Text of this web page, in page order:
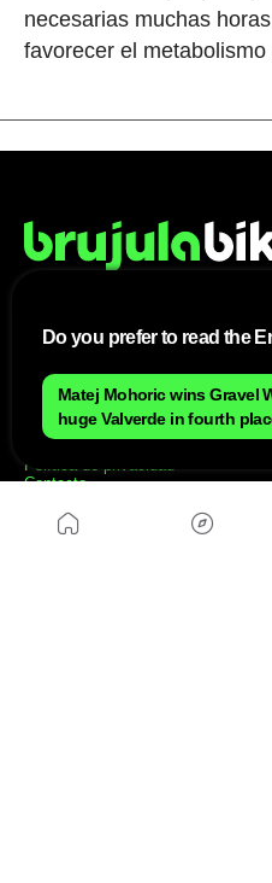
necesarias muchas
favorecer el
NOSOTROS
Mapa del sitio
Aviso Legal
Anúnciate con nosotros
Política de privacidad
Contacto
Do you prefer to read the
Matej Mohoric wins Gravel
huge Valverde in fourth